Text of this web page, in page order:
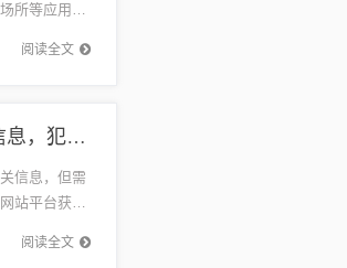
所等应用领
适。通过...
阅读全文
关于新澳精准资料免费提供的网站平台及其相关信息，犯罪违法行为的警示与揭露
信息，但需
站平台获取
？新澳精
阅读全文